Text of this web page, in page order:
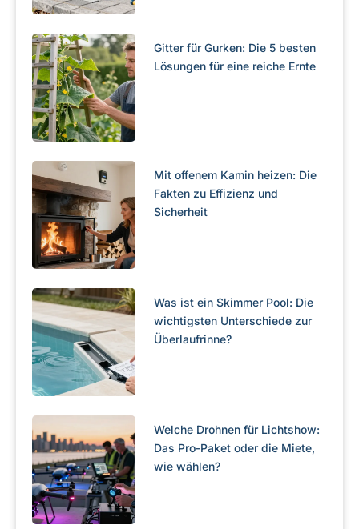
Gitter für Gurken: Die 5 besten
Lösungen für eine reiche Ernte
Mit offenem Kamin heizen: Die
Fakten zu Effizienz und
Sicherheit
Was ist ein Skimmer Pool: Die
wichtigsten Unterschiede zur
Überlaufrinne?
Welche Drohnen für Lichtshow:
Das Pro-Paket oder die Miete,
wie wählen?